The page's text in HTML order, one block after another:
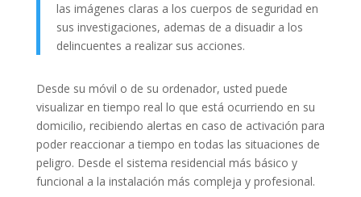
las imágenes claras a los cuerpos de seguridad en
sus investigaciones, ademas de a disuadir a los
delincuentes a realizar sus acciones.
Desde su móvil o de su ordenador, usted puede
visualizar en tiempo real lo que está ocurriendo en su
domicilio, recibiendo alertas en caso de activación para
poder reaccionar a tiempo en todas las situaciones de
peligro. Desde el sistema residencial más básico y
funcional a la instalación más compleja y profesional.